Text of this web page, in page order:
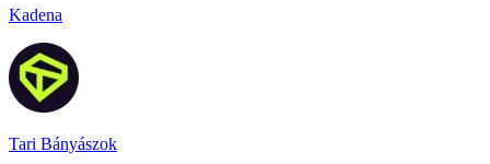
Kadena
Tari Bányászok